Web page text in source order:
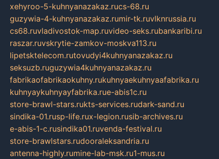
xehyroo-5-kuhnyanazakaz.rucs-68.ru
guzywia-4-kuhnyanazakaz.rumir-tk.ruvlknrussia.ru
cs68.ruvladivostok-map.ruvideo-seks.rubankaribi.ru
raszar.ruvskrytie-zamkov-moskva113.ru
lipetsktelecom.rutovudyi4kuhnyanazakaz.ru
seksuzb.ruguzywia4kuhnyanazakaz.ru
fabrikaofabrikaokuhny.rukuhnyaekuhnyaafabrika.ru
kuhnyaykuhnyayfabrika.rue-abis1c.ru
store-brawl-stars.rukts-services.rudark-sand.ru
sindika-01.rusp-life.rux-legion.rusib-archives.ru
e-abis-1-c.rusindika01.ruvenda-festival.ru
store-brawlstars.rudooraleksandria.ru
antenna-highly.rumine-lab-msk.ru1-mus.ru